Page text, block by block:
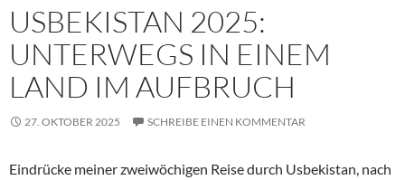
USBEKISTAN 2025:
UNTERWEGS IN EINEM
LAND IM AUFBRUCH
27. OKTOBER 2025 SCHREIBE EINEN KOMMENTAR
Eindrücke meiner zweiwöchigen Reise durch Usbekistan, nach